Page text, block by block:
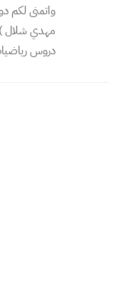
واتمنى لكم
مهدي شلال )
دروس